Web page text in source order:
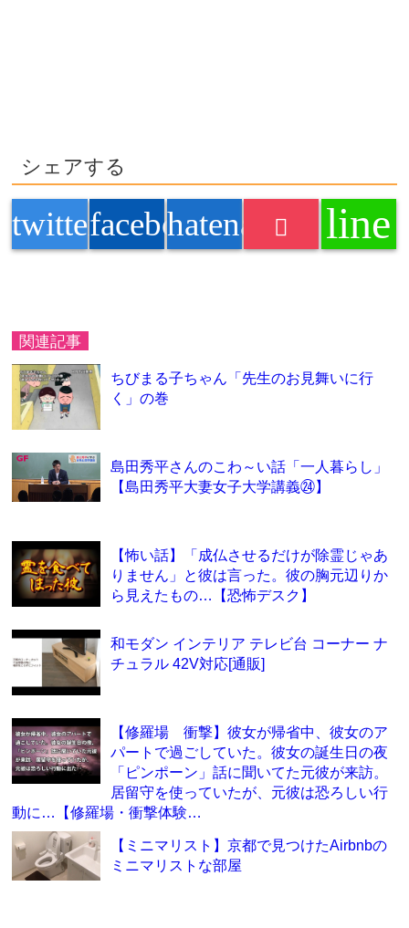
シェアする
twitterfacebookhatenabookmark
line
関連記事
ちびまる子ちゃん「先生のお見舞いに行
く」の巻
島田秀平さんのこわ～い話「一人暮らし」
【島田秀平大妻女子大学講義㉔】
【怖い話】「成仏させるだけが除霊じゃあ
りません」と彼は言った。彼の胸元辺りか
ら見えたもの…【恐怖デスク】
和モダン インテリア テレビ台 コーナー ナ
チュラル 42V対応[通販]
【修羅場 衝撃】彼女が帰省中、彼女のア
パートで過ごしていた。彼女の誕生日の夜
「ピンポーン」話に聞いてた元彼が来訪。
居留守を使っていたが、元彼は恐ろしい行
動に…【修羅場・衝撃体験…
【ミニマリスト】京都で見つけたAirbnbの
ミニマリストな部屋